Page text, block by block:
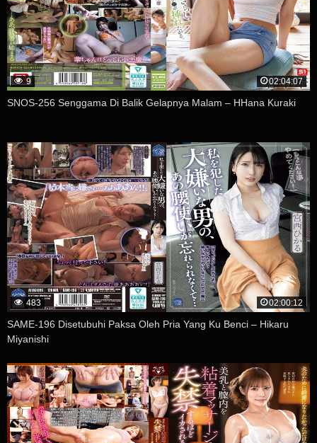
9 02:04:07
SNOS-256 Senggama Di Balik Gelapnya Malam – HHana Kuraki
483 02:00:12
SAME-196 Disetubuhi Paksa Oleh Pria Yang Ku Benci – Hikaru
Miyanishi